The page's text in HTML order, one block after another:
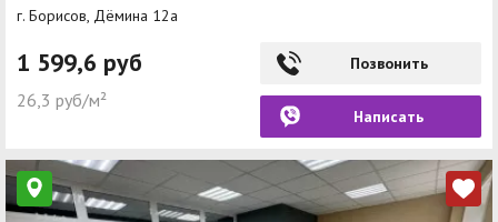
г. Борисов, Дёмина 12а
1 599,6 руб
26,3 руб/м²
Позвонить
Написать